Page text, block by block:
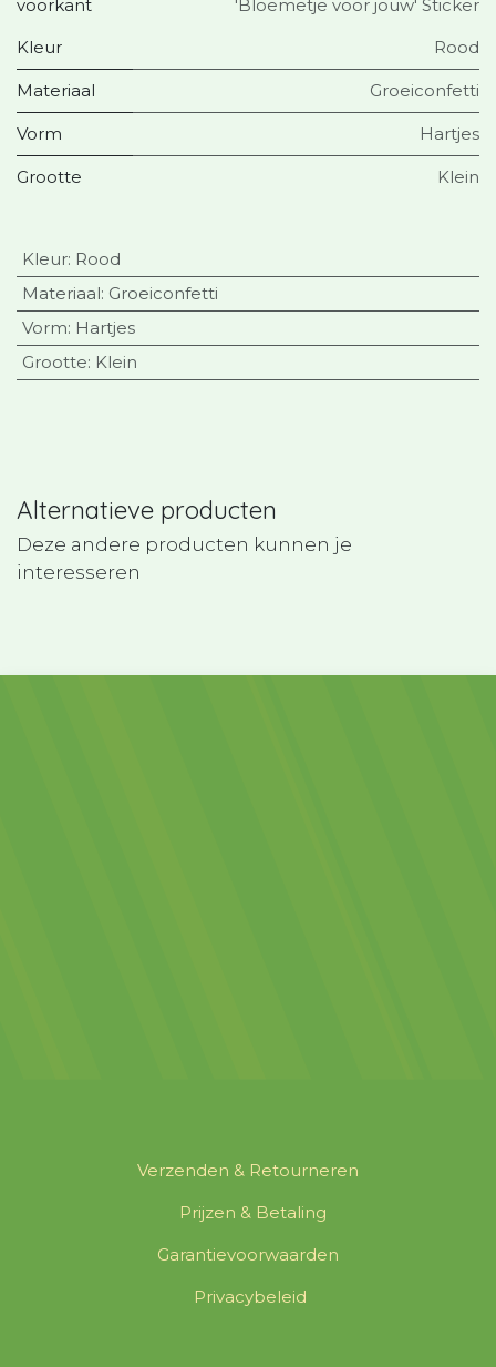
voorkant
'Bloemetje voor jouw' Sticker
Kleur
Rood
Materiaal Groeiconfetti
Vorm Hartjes
Grootte Klein
Kleur: Rood
Materiaal: Groeiconfetti
Vorm: Hartjes
Grootte: Klein
Alternatieve producten
Deze andere producten kunnen je
interesseren
Verzenden & Retourneren
Prijzen & Betaling
Garantievoorwaarden
Privacybeleid